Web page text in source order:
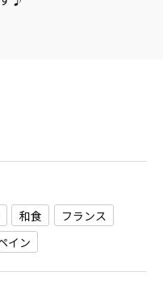
和食
フランス
イン